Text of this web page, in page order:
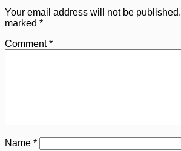
Your email address will not be published.
marked *
Comment*
Name *